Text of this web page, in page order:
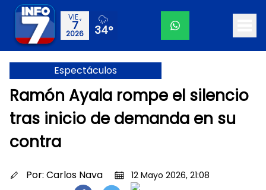
VIE.,
7
2026 34°
Espectáculos
Ramón Ayala rompe el silencio
tras inicio de demanda en su
contra
Por: Carlos Nava
12 Mayo 2026, 21:08